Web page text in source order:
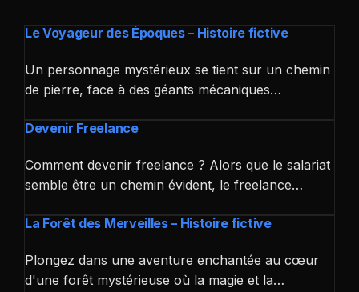
Le Voyageur des Époques – Histoire fictive
Un personnage mystérieux se tient sur un chemin
de pierre, face à des géants mécaniques…
Devenir Freelance
Comment devenir freelance ? Alors que le salariat
semble être un chemin évident, le freelance…
La Forêt des Merveilles – Histoire fictive
Plongez dans une aventure enchantée au cœur
d'une forêt mystérieuse où la magie et la…